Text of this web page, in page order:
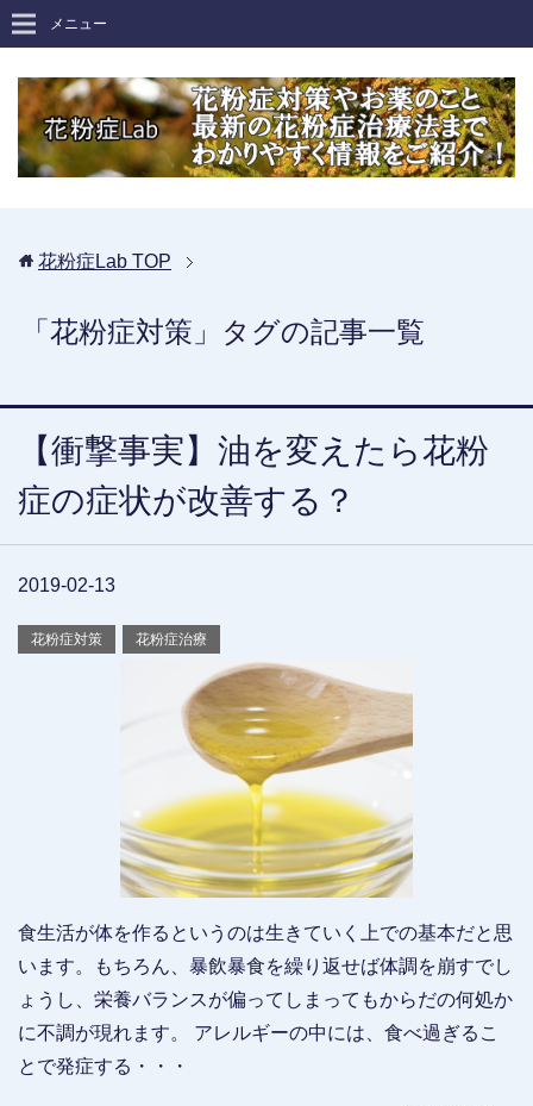
メニュー
花粉症Lab TOP
「花粉症対策」タグの記事一覧
【衝撃事実】油を変えたら花粉
症の症状が改善する？
2019-02-13
花粉症対策 花粉症治療
食生活が体を作るというのは生きていく上での基本だと思
います。もちろん、暴飲暴食を繰り返せば体調を崩すでし
ょうし、栄養バランスが偏ってしまってもからだの何処か
に不調が現れます。 アレルギーの中には、食べ過ぎるこ
とで発症する・・・